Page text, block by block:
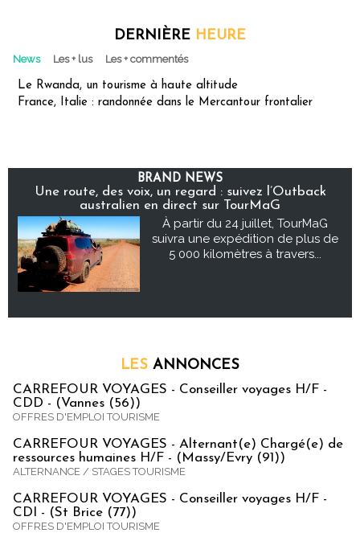
DERNIÈRE HEURE
News Les + lus Les + commentés
Le Rwanda, un tourisme à haute altitude
France, Italie : randonnée dans le Mercantour frontalier
BRAND NEWS
Une route, des voix, un regard : suivez l’Outback
australien en direct sur TourMaG
À partir du 24 juillet, TourMaG
suivra une expédition de plus de
5 000 kilomètres à travers...
LES ANNONCES
CARREFOUR VOYAGES - Conseiller voyages H/F -
CDD - (Vannes (56))
OFFRES D'EMPLOI TOURISME
CARREFOUR VOYAGES - Alternant(e) Chargé(e) de
ressources humaines H/F - (Massy/Evry (91))
ALTERNANCE / STAGES TOURISME
CARREFOUR VOYAGES - Conseiller voyages H/F -
CDI - (St Brice (77))
OFFRES D'EMPLOI TOURISME